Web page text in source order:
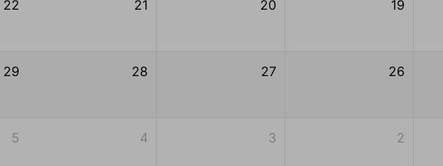
19
20
21
22
26
27
28
29
2
3
4
5